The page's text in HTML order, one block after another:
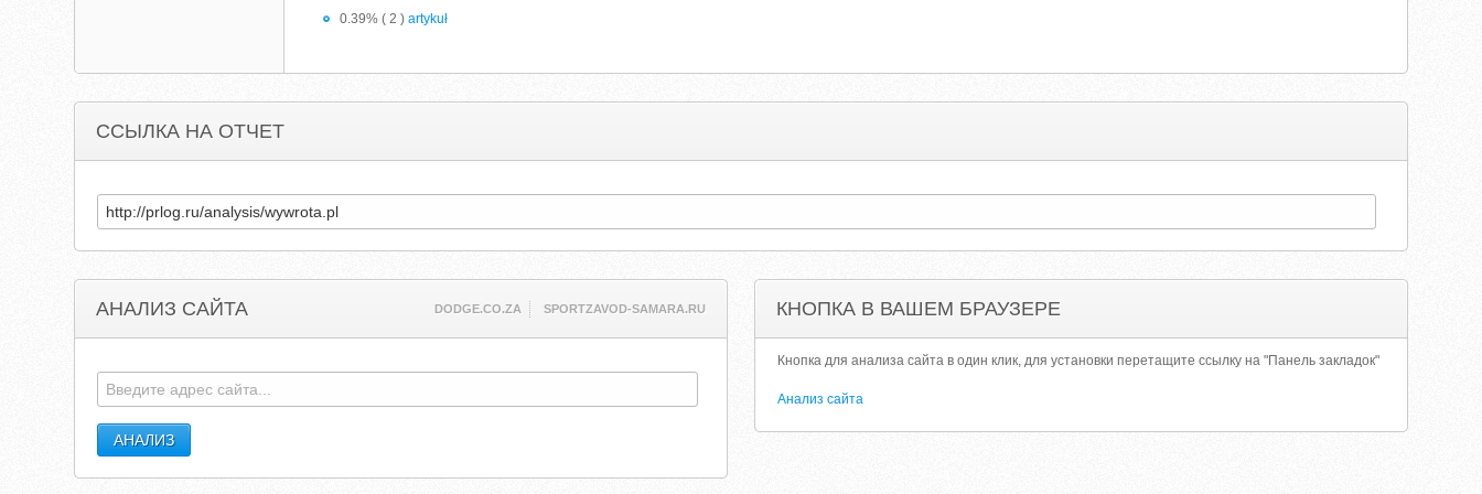
0.39% ( 2 )artykuł
ССЫЛКА НА ОТЧЕТ
АНАЛИЗ САЙТА DODGE.CO.ZA SPORTZAVOD-SAMARA.RU КНОПКА В ВАШЕМ БРАУЗЕРЕ
Кнопка для анализа сайта в один клик, для установки перетащите ссылку на "Панель закладок"
Анализ сайта